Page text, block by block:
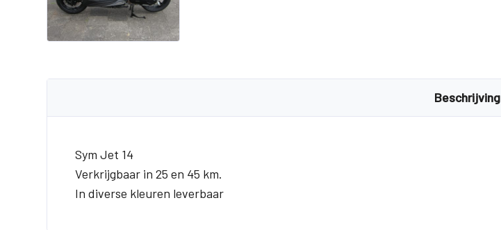
Beschrijving
Sym Jet 14
Verkrijgbaar in 25 en 45 km.
In diverse kleuren leverbaar